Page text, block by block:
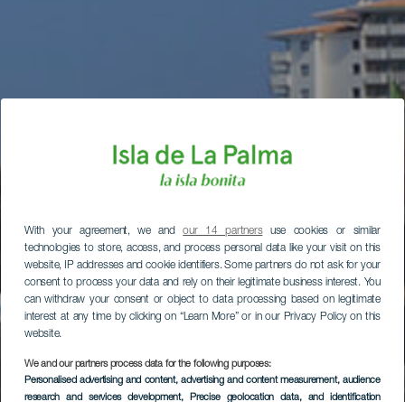
With your agreement, we andour 14 partnersuse cookies or similar
technologies to store, access, and process personal data like your visit on this
website, IP addresses and cookie identifiers. Some partners do not ask for your
consent to process your data and rely on their legitimate business interest. You
can withdraw your consent or object to data processing based on legitimate
interest at any time by clicking on “Learn More” or in our Privacy Policy on this
website.
We and our partners process data for the following purposes:
Personalised advertising and content, advertising and content measurement, audience
research and services development, Precise geolocation data, and identification